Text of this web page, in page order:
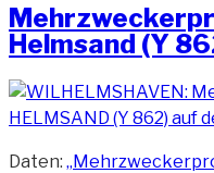
Helmsand (Y
Daten: